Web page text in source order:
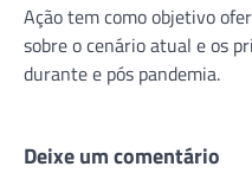
Ação tem como objetivo
sobre o cenário atual e os
durante e pós pandemia.
Deixe um comentário